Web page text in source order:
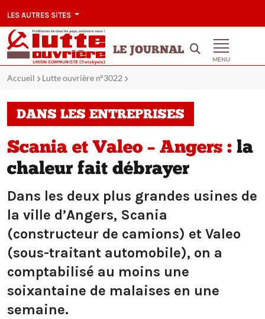
LES AUTRES SITES
LE JOURNAL
MENU
Accueil Lutte ouvrière n°3022
DANS LES ENTREPRISES
Scania et Valeo – Angers : la
chaleur fait débrayer
Dans les deux plus grandes usines de
la ville d’Angers, Scania
(constructeur de camions) et Valeo
(sous-traitant automobile), on a
comptabilisé au moins une
soixantaine de malaises en une
semaine.